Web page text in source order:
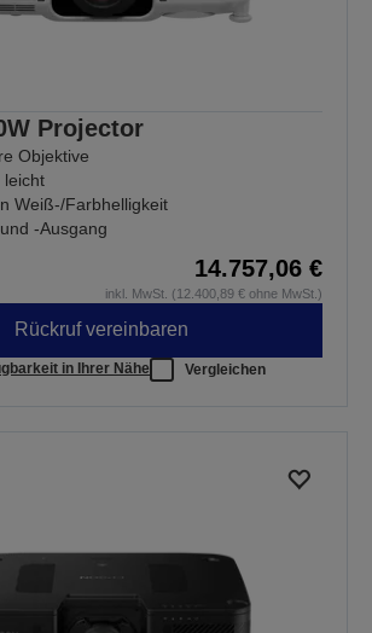
Projector
Objektive
leicht
Weiß-/Farbhelligkeit
-Ausgang
14.757,06 €
inkl. MwSt. (12.400,89 € ohne MwSt.)
Rückruf vereinbaren
in Ihrer Nähe Vergleichen